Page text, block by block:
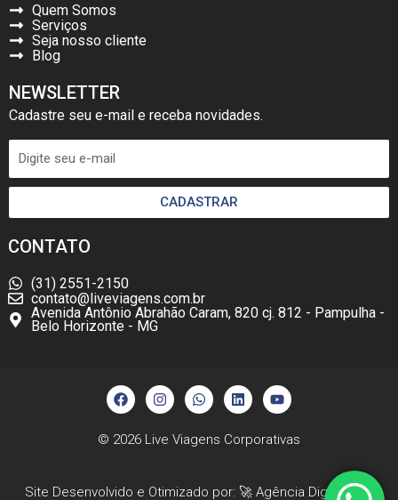
Quem Somos
Serviços
Seja nosso cliente
Blog
NEWSLETTER
Cadastre seu e-mail e receba novidades.
CADASTRAR
CONTATO
(31) 2551-2150
contato@liveviagens.com.br
Avenida Antônio Abrahão Caram, 820 cj. 812 - Pampulha -
Belo Horizonte - MG
F
a
c
b
I
n
s
a
m
W
h
a
s
L
i
n
e
n
Y
o
u
u
© 2026 Live Viagens Corporativas
Site Desenvolvido e Otimizado por: 🚀 Agência Digital HGX